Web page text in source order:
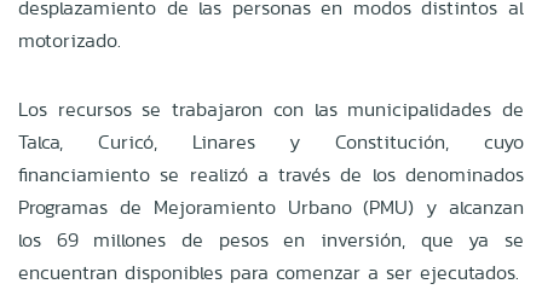
desplazamiento de las personas en modos distintos al
motorizado.
Los recursos se trabajaron con las municipalidades de
Talca, Curicó, Linares y Constitución, cuyo
financiamiento se realizó a través de los denominados
Programas de Mejoramiento Urbano (PMU) y alcanzan
los 69 millones de pesos en inversión, que ya se
encuentran disponibles para comenzar a ser ejecutados.